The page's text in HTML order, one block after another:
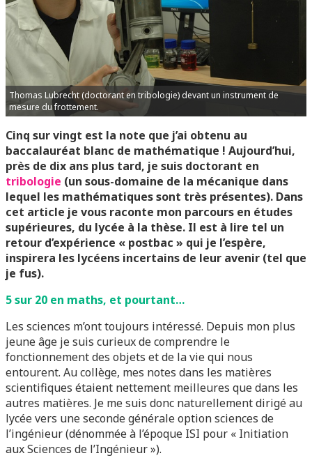
Thomas Lubrecht (doctorant en tribologie) devant un instrument de
mesure du frottement.
Cinq sur vingt est la note que j’ai obtenu au
baccalauréat blanc de mathématique ! Aujourd’hui,
près de dix ans plus tard, je suis doctorant en
tribologie (un sous-domaine de la mécanique dans
lequel les mathématiques sont très présentes). Dans
cet article je vous raconte mon parcours en études
supérieures, du lycée à la thèse. Il est à lire tel un
retour d’expérience « postbac » qui je l’espère,
inspirera les lycéens incertains de leur avenir (tel que
je fus).
5 sur 20 en maths, et pourtant…
Les sciences m’ont toujours intéressé. Depuis mon plus
jeune âge je suis curieux de comprendre le
fonctionnement des objets et de la vie qui nous
entourent. Au collège, mes notes dans les matières
scientifiques étaient nettement meilleures que dans les
autres matières. Je me suis donc naturellement dirigé au
lycée vers une seconde générale option sciences de
l’ingénieur (dénommée à l’époque ISI pour « Initiation
aux Sciences de l’Ingénieur »).